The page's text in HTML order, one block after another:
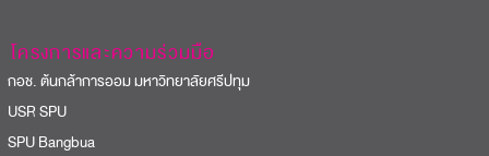
โครงการและความร่วมมือ
ช. ต้นกล้าการออม มหาวิทยาลัยศรีปทุม
SPU
Bangbua